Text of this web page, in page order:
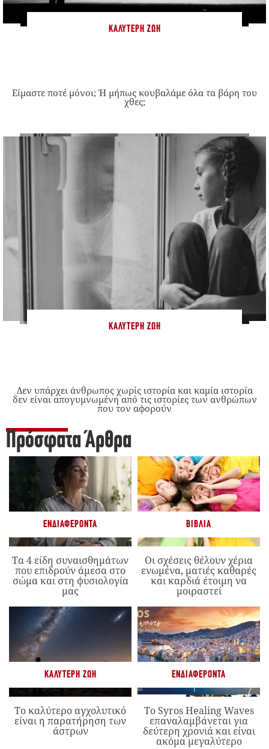
ΚΑΛΎΤΕΡΗ ΖΩΉ
Είμαστε ποτέ μόνοι; Ή μήπως κουβαλάμε όλα τα βάρη του
χθες;
ΚΑΛΎΤΕΡΗ ΖΩΉ
Δεν υπάρχει άνθρωπος χωρίς ιστορία και καμία ιστορία
δεν είναι απογυμνωμένη από τις ιστορίες των ανθρώπων
που τον αφορούν
Πρόσφατα Άρθρα
ΕΝΔΙΑΦΈΡΟΝΤΑ
Τα 4 είδη συναισθημάτων
που επιδρούν άμεσα στο
σώμα και στη φυσιολογία
μας
ΒΙΒΛΊΑ
Οι σχέσεις θέλουν χέρια
ενωμένα, ματιές καθαρές
και καρδιά έτοιμη να
μοιραστεί
ΚΑΛΎΤΕΡΗ ΖΩΉ
Το καλύτερο αγχολυτικό
είναι η παρατήρηση των
άστρων
ΕΝΔΙΑΦΈΡΟΝΤΑ
Το Syros Healing Waves
επαναλαμβάνεται για
δεύτερη χρονιά και είναι
ακόμα μεγαλύτερο